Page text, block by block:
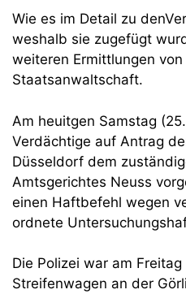
Wie es im Detail zu
weshalb sie zugefügt
weiteren Ermittlungen von
Staatsanwaltschaft.
Am heuitgen Samstag
Verdächtige auf Antrag
Düsseldorf dem
Amtsgerichtes Neuss
einen Haftbefehl wegen
ordnete
Die Polizei war am
Streifenwagen an der